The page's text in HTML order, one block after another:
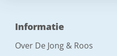
Informatie
Over De Jong & Roos